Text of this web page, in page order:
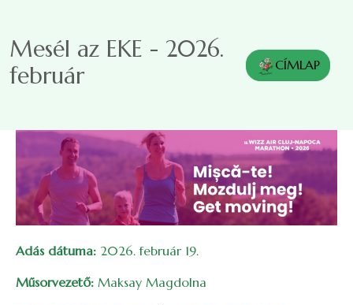
Mesél az EKE - 2026.
február
CÍMLAP
Adás dátuma: 2026. február 19.
Műsorvezető: Maksay Magdolna